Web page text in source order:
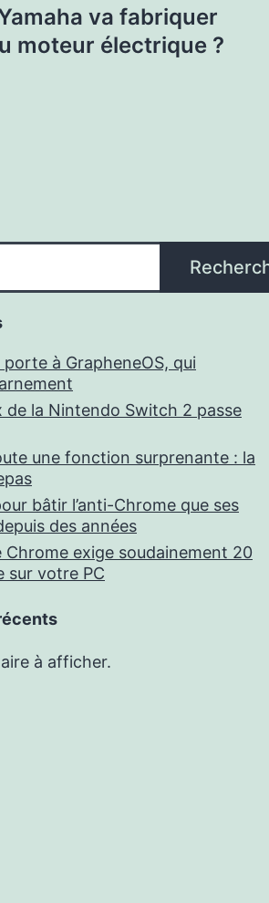
va fabriquer
moteur électrique ?
à GrapheneOS, qui
de la Nintendo Switch 2 passe
une fonction surprenante : la
bâtir l’anti-Chrome que ses
des années
Chrome exige soudainement 20
sur votre PC
à afficher.